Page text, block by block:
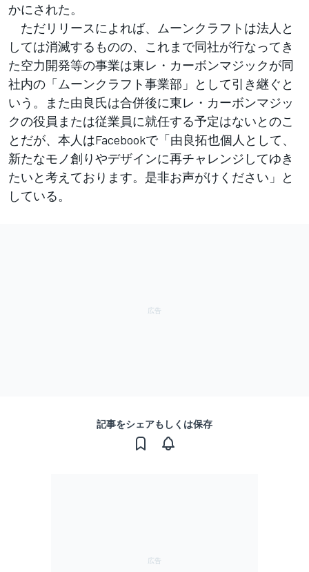
かにされた。
ただリリースによれば、ムーンクラフトは法人と
しては消滅するものの、これまで同社が行なってき
た空力開発等の事業は東レ・カーボンマジックが同
社内の「ムーンクラフト事業部」として引き継ぐと
いう。また由良氏は合併後に東レ・カーボンマジッ
クの役員または従業員に就任する予定はないとのこ
とだが、本人はFacebookで「由良拓也個人として、
新たなモノ創りやデザインに再チャレンジしてゆき
たいと考えております。是非お声がけください」と
している。
記事をシェアもしくは保存